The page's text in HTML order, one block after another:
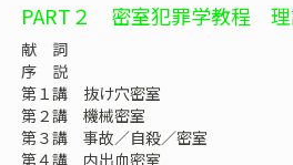
PART２ 密室犯罪学教程 理
献 詞
序 説
第１講 抜け穴密室
第２講 機械密室
第３講 事故／自殺／密室
第４講 内出血密室